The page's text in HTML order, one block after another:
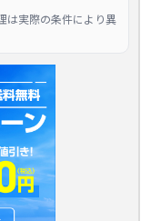
は実際の条件により異